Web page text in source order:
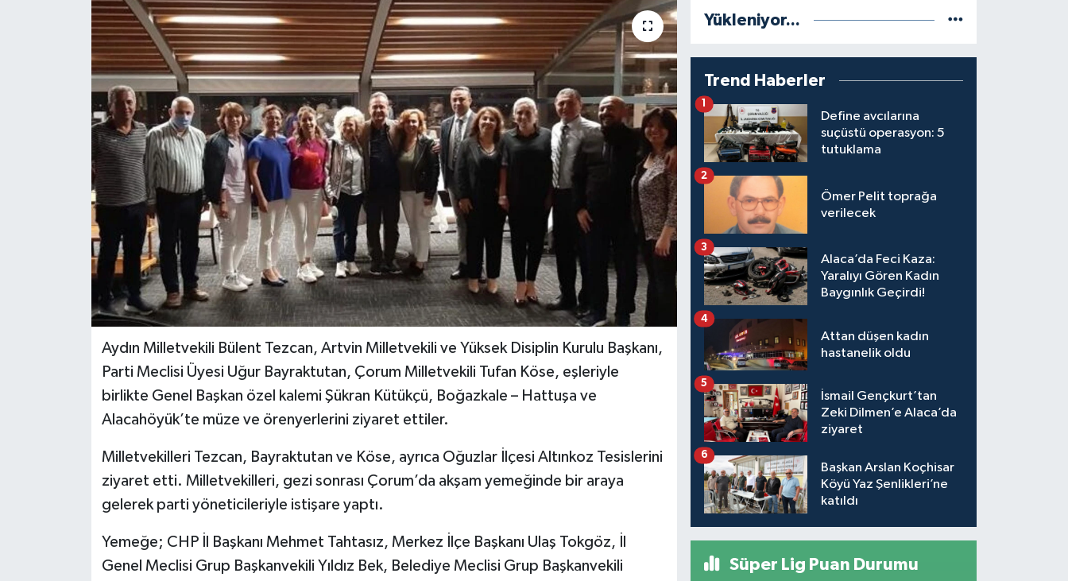
Aydın Milletvekili Bülent Tezcan, Artvin Milletvekili ve Yüksek Disiplin Kurulu Başkanı,
Parti Meclisi Üyesi Uğur Bayraktutan, Çorum Milletvekili Tufan Köse, eşleriyle
birlikte Genel Başkan özel kalemi Şükran Kütükçü, Boğazkale – Hattuşa ve
Alacahöyük’te müze ve örenyerlerini ziyaret ettiler.
Milletvekilleri Tezcan, Bayraktutan ve Köse, ayrıca Oğuzlar İlçesi Altınkoz Tesislerini
ziyaret etti. Milletvekilleri, gezi sonrası Çorum’da akşam yemeğinde bir araya
gelerek parti yöneticileriyle istişare yaptı.
Yemeğe; CHP İl Başkanı Mehmet Tahtasız, Merkez İlçe Başkanı Ulaş Tokgöz, İl
Genel Meclisi Grup Başkanvekili Yıldız Bek, Belediye Meclisi Grup Başkanvekili
Yükleniyor...
Trend Haberler
Define avcılarına
suçüstü operasyon: 5
tutuklama
1
Ömer Pelit toprağa
verilecek
2
Alaca’da Feci Kaza:
Yaralıyı Gören Kadın
Baygınlık Geçirdi!
3
Attan düşen kadın
hastanelik oldu
4
İsmail Gençkurt’tan
Zeki Dilmen’e Alaca’da
ziyaret
5
Başkan Arslan Koçhisar
Köyü Yaz Şenlikleri’ne
katıldı
6
Süper Lig Puan Durumu
Haber Arşivi